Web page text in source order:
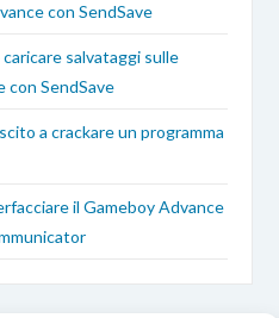
con SendSave
salvataggi sulle
con SendSave
a crackare un programma
il Gameboy Advance